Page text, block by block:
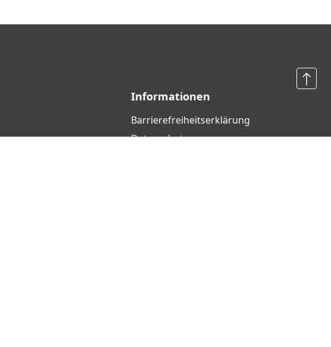
Informationen
Barrierefreiheits­erklärung
Datenschutz